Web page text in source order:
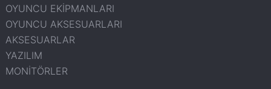
OYUNCU EKİPMANLARI
OYUNCU AKSESUARLARI
AKSESUARLAR
YAZILIM
MONİTÖRLER